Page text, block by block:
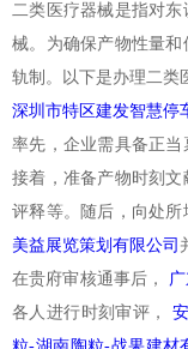
二类医疗器械是指对
械。为确保产物性量
轨制。以下是办理二类
深圳市特区建发智慧停
率先，企业需具备正当
接着，准备产物时刻
评释等。随后，向处
美益展览策划有限公司
在贵府审核通事后，
各人进行时刻审评，